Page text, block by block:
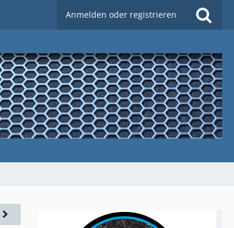
Anmelden oder registrieren